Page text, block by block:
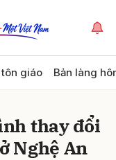
giáo Bản làng
thay đổi
Nghệ An